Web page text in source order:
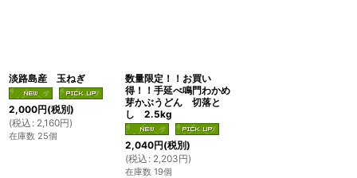
淡路島産 玉ねぎ
2,000円(税別)
(税込 : 2,160円)
在庫数 25個
数量限定！！お買い
得！！手延べ鳴門わかめ
芽かぶうどん 切落と
し 2.5kg
2,040円(税別)
(税込 : 2,203円)
在庫数 19個